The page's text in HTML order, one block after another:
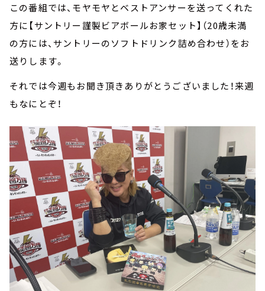
この番組では、モヤモヤとベストアンサーを送ってくれた
方に【サントリー謹製ビアボールお家セット】（20歳未満
の方には、サントリーのソフトドリンク詰め合わせ）をお
送りします。
それでは今週もお聞き頂きありがとうございました！来週
もなにとぞ！